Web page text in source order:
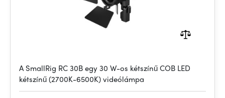
A SmallRig RC 30B egy 30 W-os kétszínű COB LED
kétszínű (2700K-6500K) videólámpa